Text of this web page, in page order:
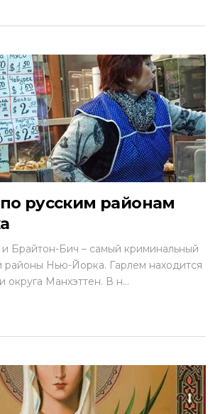
русским районам
Брайтон-Бич – самый криминальный
районы Нью-Йорка. Гарлем находится
округа Манхэттен. В н...